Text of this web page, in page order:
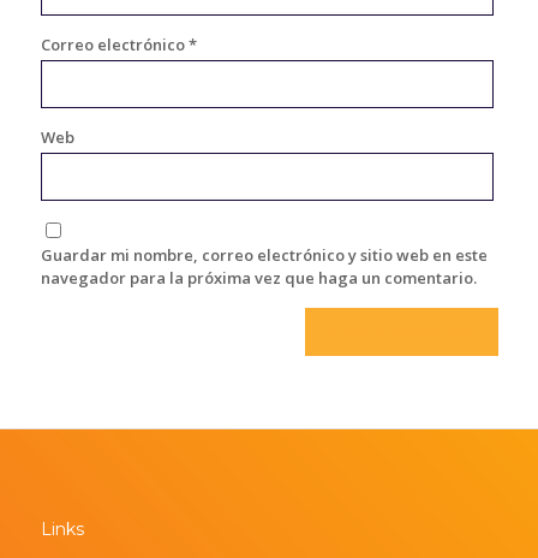
Correo electrónico*
Web
Guardar mi nombre, correo electrónico y sitio web en este
navegador para la próxima vez que haga un comentario.
Links